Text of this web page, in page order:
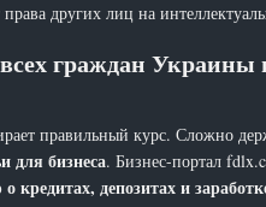
других лиц на
граждан
правильный курс. Сложно
для бизнеса. Бизнес-портал
кредитах, депозитах и